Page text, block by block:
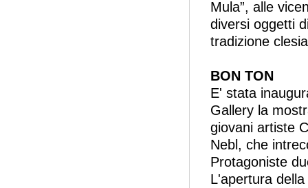
Mula”, alle
diversi oggetti
tradizione
BON TON
E' stata
Gallery la
giovani artiste
Nebl, che
Protagoniste
L'apertura